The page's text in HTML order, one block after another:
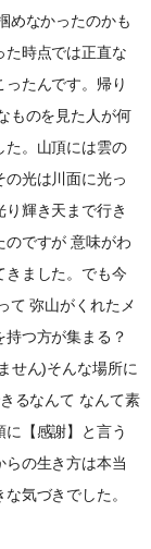
めなかったのかも
た時点では正直な
たんです。帰り
ものを見た人が何
た。山頂には雲の
の光は川面に光っ
輝き天まで行き
のですが 意味がわ
きました。でも今
て 弥山がくれたメ
つ方が集まる？
せん)そんな場所に
るなんて なんて素
【感謝】と言う
の生き方は本当
気づきでした。